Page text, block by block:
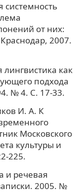
системность
от них:
2007.
как
подхода
№ 4. С. 17-33.
И. А. К
Московского
культуры и
225.
и речевая
2005. №